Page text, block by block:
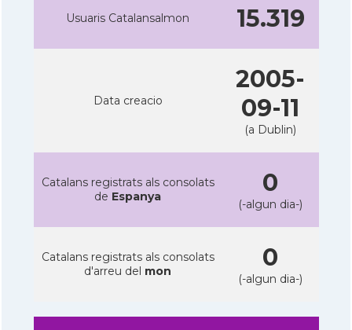
Usuaris Catalansalmon 15.319
Data creacio
2005-
09-11
(a Dublin)
Catalans registrats als consolats
de Espanya 0
(-algun dia-)
Catalans registrats als consolats
d'arreu del mon 0
(-algun dia-)